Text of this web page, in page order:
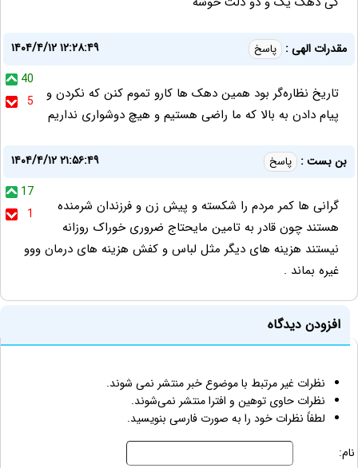
مقدرات الهی : پاسخ
۱۴۰۴/۴/۱۲ ۱۲:۲۸:۴۹
40
5
تاریخ نظاره‌گر بود همین دهک ها کارو تموم کنن که نکردن و
پیام دادن به بالا که ما راضی هستیم و هیچ دوشواری نداریم
بن بست : پاسخ
۱۴۰۴/۴/۱۲ ۲۱:۵۶:۴۹
17
1
گرانی ها کمر مردم را شکسته و پیش زن و فرزندان شرمنده
هستند چون قادر به تامین مایحتاج ضروری خوراک روزانه
نیستند هزینه های دیگر مثل لباس و کفش هزینه های درمان ووو
غیره بماند .
افزودن دیدگاه
نظرات غیر مرتبط با موضوع خبر منتشر نمی شوند.
نظرات حاوی توهین و افترا منتشر نمی‌شوند.
لطفاً نظرات خود را به صورت فارسی بنویسید.
نام: